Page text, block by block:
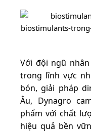
Với đội ngũ
trong lĩnh vực
bón, giải pháp
Âu, Dynagro
phẩm với chất
hiệu quả bền